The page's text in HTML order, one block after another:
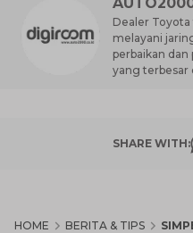
Dealer
melayani
perbaikan dan
yang terbesar
SHARE WITH:
HOME BERITA & TIPS